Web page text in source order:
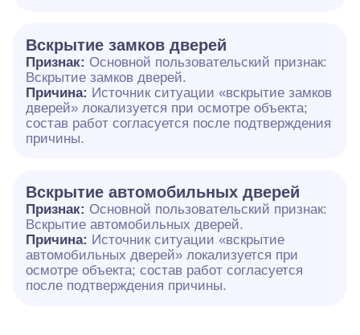
Вскрытие замков дверей
Признак: Основной пользовательский признак:
Вскрытие замков дверей.
Причина: Источник ситуации «вскрытие замков
дверей» локализуется при осмотре объекта;
состав работ согласуется после подтверждения
причины.
Вскрытие автомобильных дверей
Признак: Основной пользовательский признак:
Вскрытие автомобильных дверей.
Причина: Источник ситуации «вскрытие
автомобильных дверей» локализуется при
осмотре объекта; состав работ согласуется
после подтверждения причины.